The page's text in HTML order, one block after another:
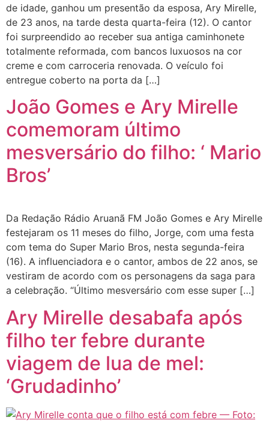
de idade, ganhou um presentão da esposa, Ary Mirelle,
de 23 anos, na tarde desta quarta-feira (12). O cantor
foi surpreendido ao receber sua antiga caminhonete
totalmente reformada, com bancos luxuosos na cor
creme e com carroceria renovada. O veículo foi
entregue coberto na porta da […]
João Gomes e Ary Mirelle
comemoram último
mesversário do filho: ‘ Mario
Bros’
Da Redação Rádio Aruanã FM João Gomes e Ary Mirelle
festejaram os 11 meses do filho, Jorge, com uma festa
com tema do Super Mario Bros, nesta segunda-feira
(16). A influenciadora e o cantor, ambos de 22 anos, se
vestiram de acordo com os personagens da saga para
a celebração. “Último mesversário com esse super […]
Ary Mirelle desabafa após
filho ter febre durante
viagem de lua de mel:
‘Grudadinho’